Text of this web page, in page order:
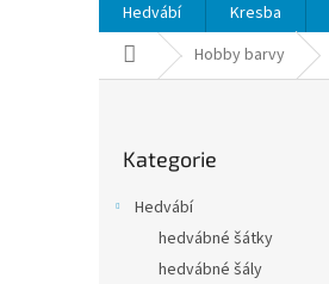
Hedvábí Kresba
Domů Hobby barvy
kategorie
Kategorie
Hedvábí
hedvábné šátky
hedvábné šály